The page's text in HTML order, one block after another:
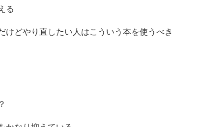
る
けどやり直したい人はこういう本を使うべき